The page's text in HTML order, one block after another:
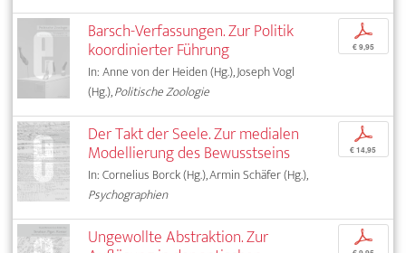
Barsch-Verfassungen. Zur Politik
koordinierter Führung
In: Anne von der Heiden (Hg.), Joseph Vogl
(Hg.),Politische Zoologie
p
€ 9,95
Der Takt der Seele. Zur medialen
Modellierung des Bewusstseins
In: Cornelius Borck (Hg.), Armin Schäfer (Hg.),
Psychographien
p
€ 14,95
Ungewollte Abstraktion. Zur p